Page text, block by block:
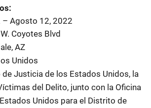
– Agosto 12, 2022
Coyotes Blvd
, AZ
Unidos
Justicia de los Estados Unidos, la
del Delito, junto con la Oficina
Unidos para el Distrito de